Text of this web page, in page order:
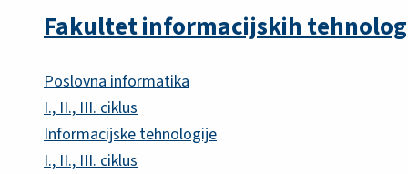
Fakultet informacijskih
Poslovna informatika
I., II., III. ciklus
Informacijske tehnologije
I., II., III. ciklus